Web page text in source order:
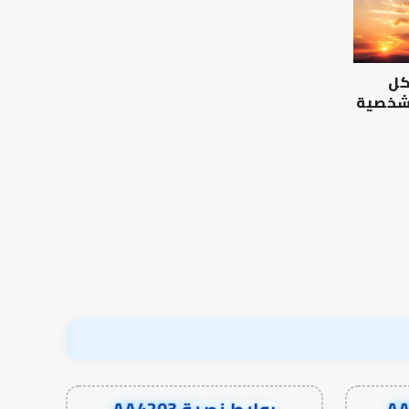
الرصيد
التربوي
والطفولة
المبكرة
..
كيف
شخصية